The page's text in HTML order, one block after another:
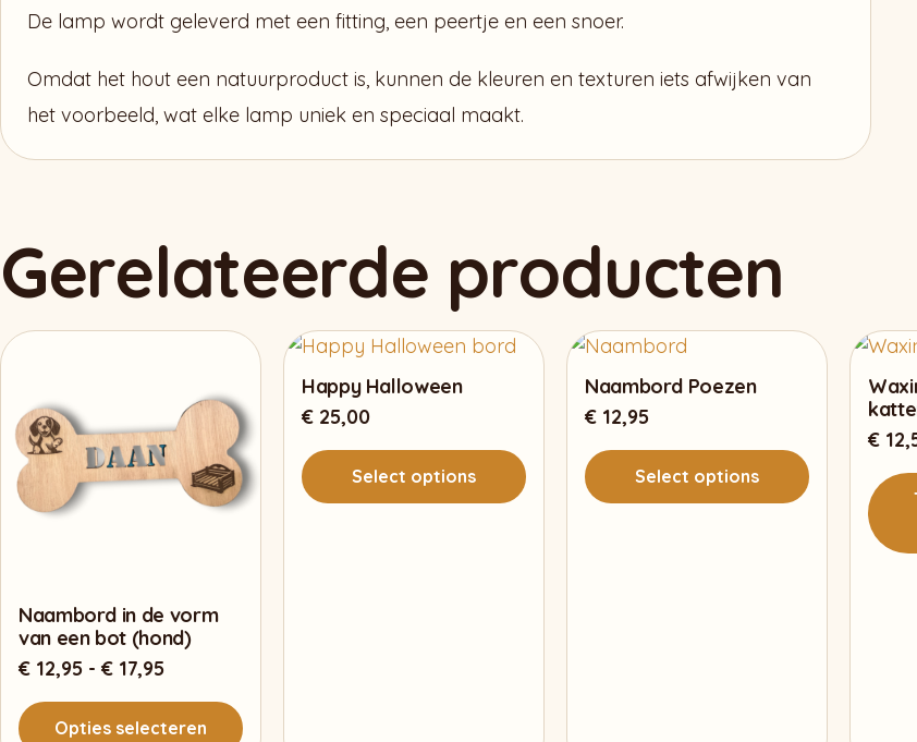
De lamp wordt geleverd met een fitting, een peertje en een snoer.
Omdat het hout een natuurproduct is, kunnen de kleuren en texturen iets afwijken van
het voorbeeld, wat elke lamp uniek en speciaal maakt.
Gerelateerde producten
Naambord in de vorm
van een bot (hond)
€ 12,95 - € 17,95Prijsklasse:
€ 12,95
tot
Opties selecteren
Happy Halloween
€ 25,00
Select options
Naambord Poezen
€ 12,95
Select options
€